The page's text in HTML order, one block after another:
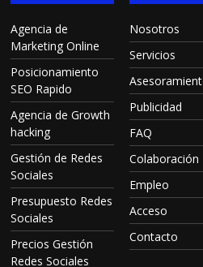
Agencia de
Marketing Online
Posicionamiento
SEO Rapido
Agencia de Growth
hacking
Gestión de Redes
Sociales
Presupuesto Redes
Sociales
Precios Gestión
Redes Sociales
Nosotros
Servicios
Publicidad
FAQ
Colaboración
Empleo
Acceso
Contacto